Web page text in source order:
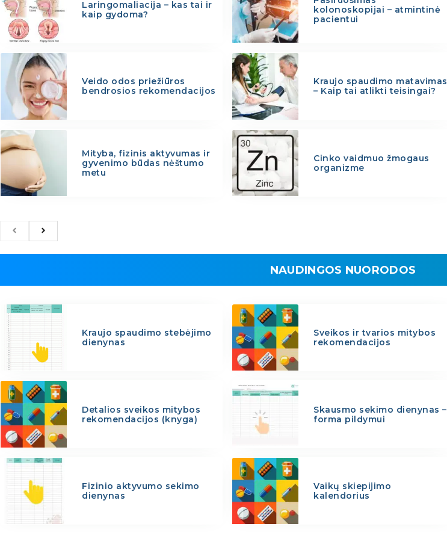
Laringomaliacija – kas tai ir
kaip gydoma?
kolonoskopijai – atmintinė
pacientui
Veido odos priežiūros
bendrosios rekomendacijos
Kraujo spaudimo matavimas
– Kaip tai atlikti teisingai?
Mityba, fizinis aktyvumas ir
gyvenimo būdas nėštumo
metu
Cinko vaidmuo žmogaus
organizme
NAUDINGOS NUORODOS
Kraujo spaudimo stebėjimo
dienynas
Sveikos ir tvarios mitybos
rekomendacijos
Detalios sveikos mitybos
rekomendacijos (knyga)
Skausmo sekimo dienynas –
forma pildymui
Fizinio aktyvumo sekimo
dienynas
Vaikų skiepijimo
kalendorius